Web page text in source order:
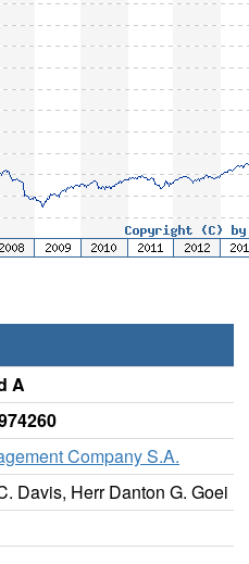
A
Company S.A.
Davis, Herr Danton G. Goei